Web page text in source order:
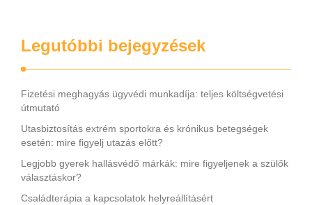
Legutóbbi bejegyzések
Fizetési meghagyás ügyvédi munkadíja: teljes költségvetési
útmutató
Utasbiztosítás extrém sportokra és krónikus betegségek
esetén: mire figyelj utazás előtt?
Legjobb gyerek hallásvédő márkák: mire figyeljenek a szülők
választáskor?
Családterápia a kapcsolatok helyreállításért